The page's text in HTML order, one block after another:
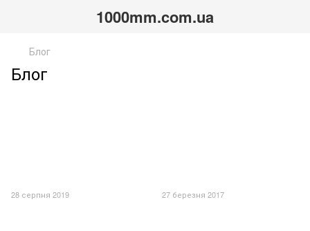
1000mm.com.ua
Блог
Блог
28 серпня 2019 27 березня 2017